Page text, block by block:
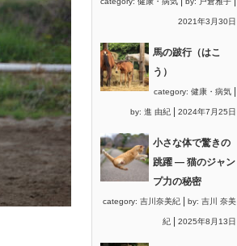
2021年3月30日
馬の跛行（はこ
う）
category: 健康・病気
by: 進 由紀 2024年7月25日
小さな体で驚きの
跳躍 ― 猫のジャン
プ力の秘密
category: 吉川奈美紀 by: 吉川 奈美
紀 2025年8月13日